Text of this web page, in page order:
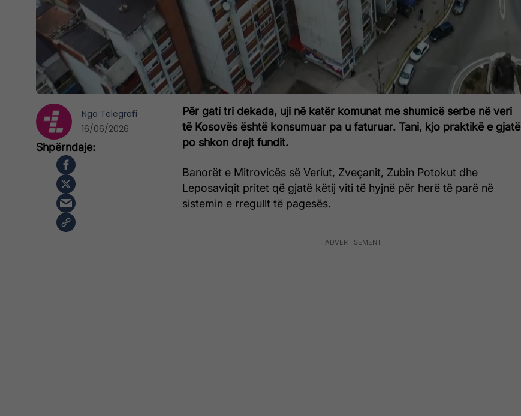
Për gati tri dekada, uji në katër komunat me shumicë serbe në veri
të Kosovës është konsumuar pa u faturuar. Tani, kjo praktikë e gjatë
po shkon drejt fundit.
Banorët e Mitrovicës së Veriut, Zveçanit, Zubin Potokut dhe
Leposaviqit pritet që gjatë këtij viti të hyjnë për herë të parë në
sistemin e rregullt të pagesës.
Nga Telegrafi
16/06/2026